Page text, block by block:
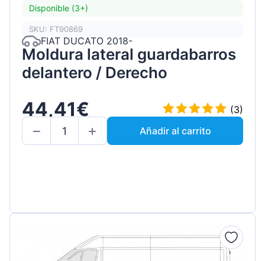
Disponible (3+)
SKU: FT90869
FIAT DUCATO 2018-
Moldura lateral guardabarros
delantero / Derecho
44,41€
(3)
Añadir al carrito